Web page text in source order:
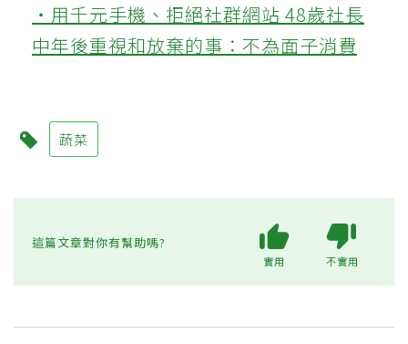
‧用千元手機、拒絕社群網站 48歲社長
中年後重視和放棄的事：不為面子消費
蔬菜
這篇文章對你有幫助嗎?
實用 不實用